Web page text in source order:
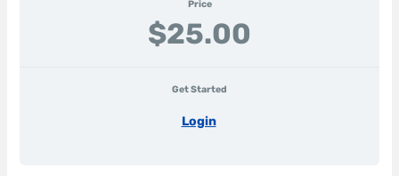
Price
$25.00
Get Started
Login